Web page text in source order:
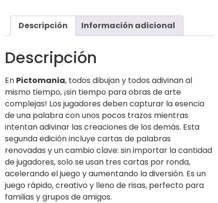
Descripción Información adicional
Descripción
En Pictomania, todos dibujan y todos adivinan al
mismo tiempo, ¡sin tiempo para obras de arte
complejas! Los jugadores deben capturar la esencia
de una palabra con unos pocos trazos mientras
intentan adivinar las creaciones de los demás. Esta
segunda edición incluye cartas de palabras
renovadas y un cambio clave: sin importar la cantidad
de jugadores, solo se usan tres cartas por ronda,
acelerando el juego y aumentando la diversión. Es un
juego rápido, creativo y lleno de risas, perfecto para
familias y grupos de amigos.